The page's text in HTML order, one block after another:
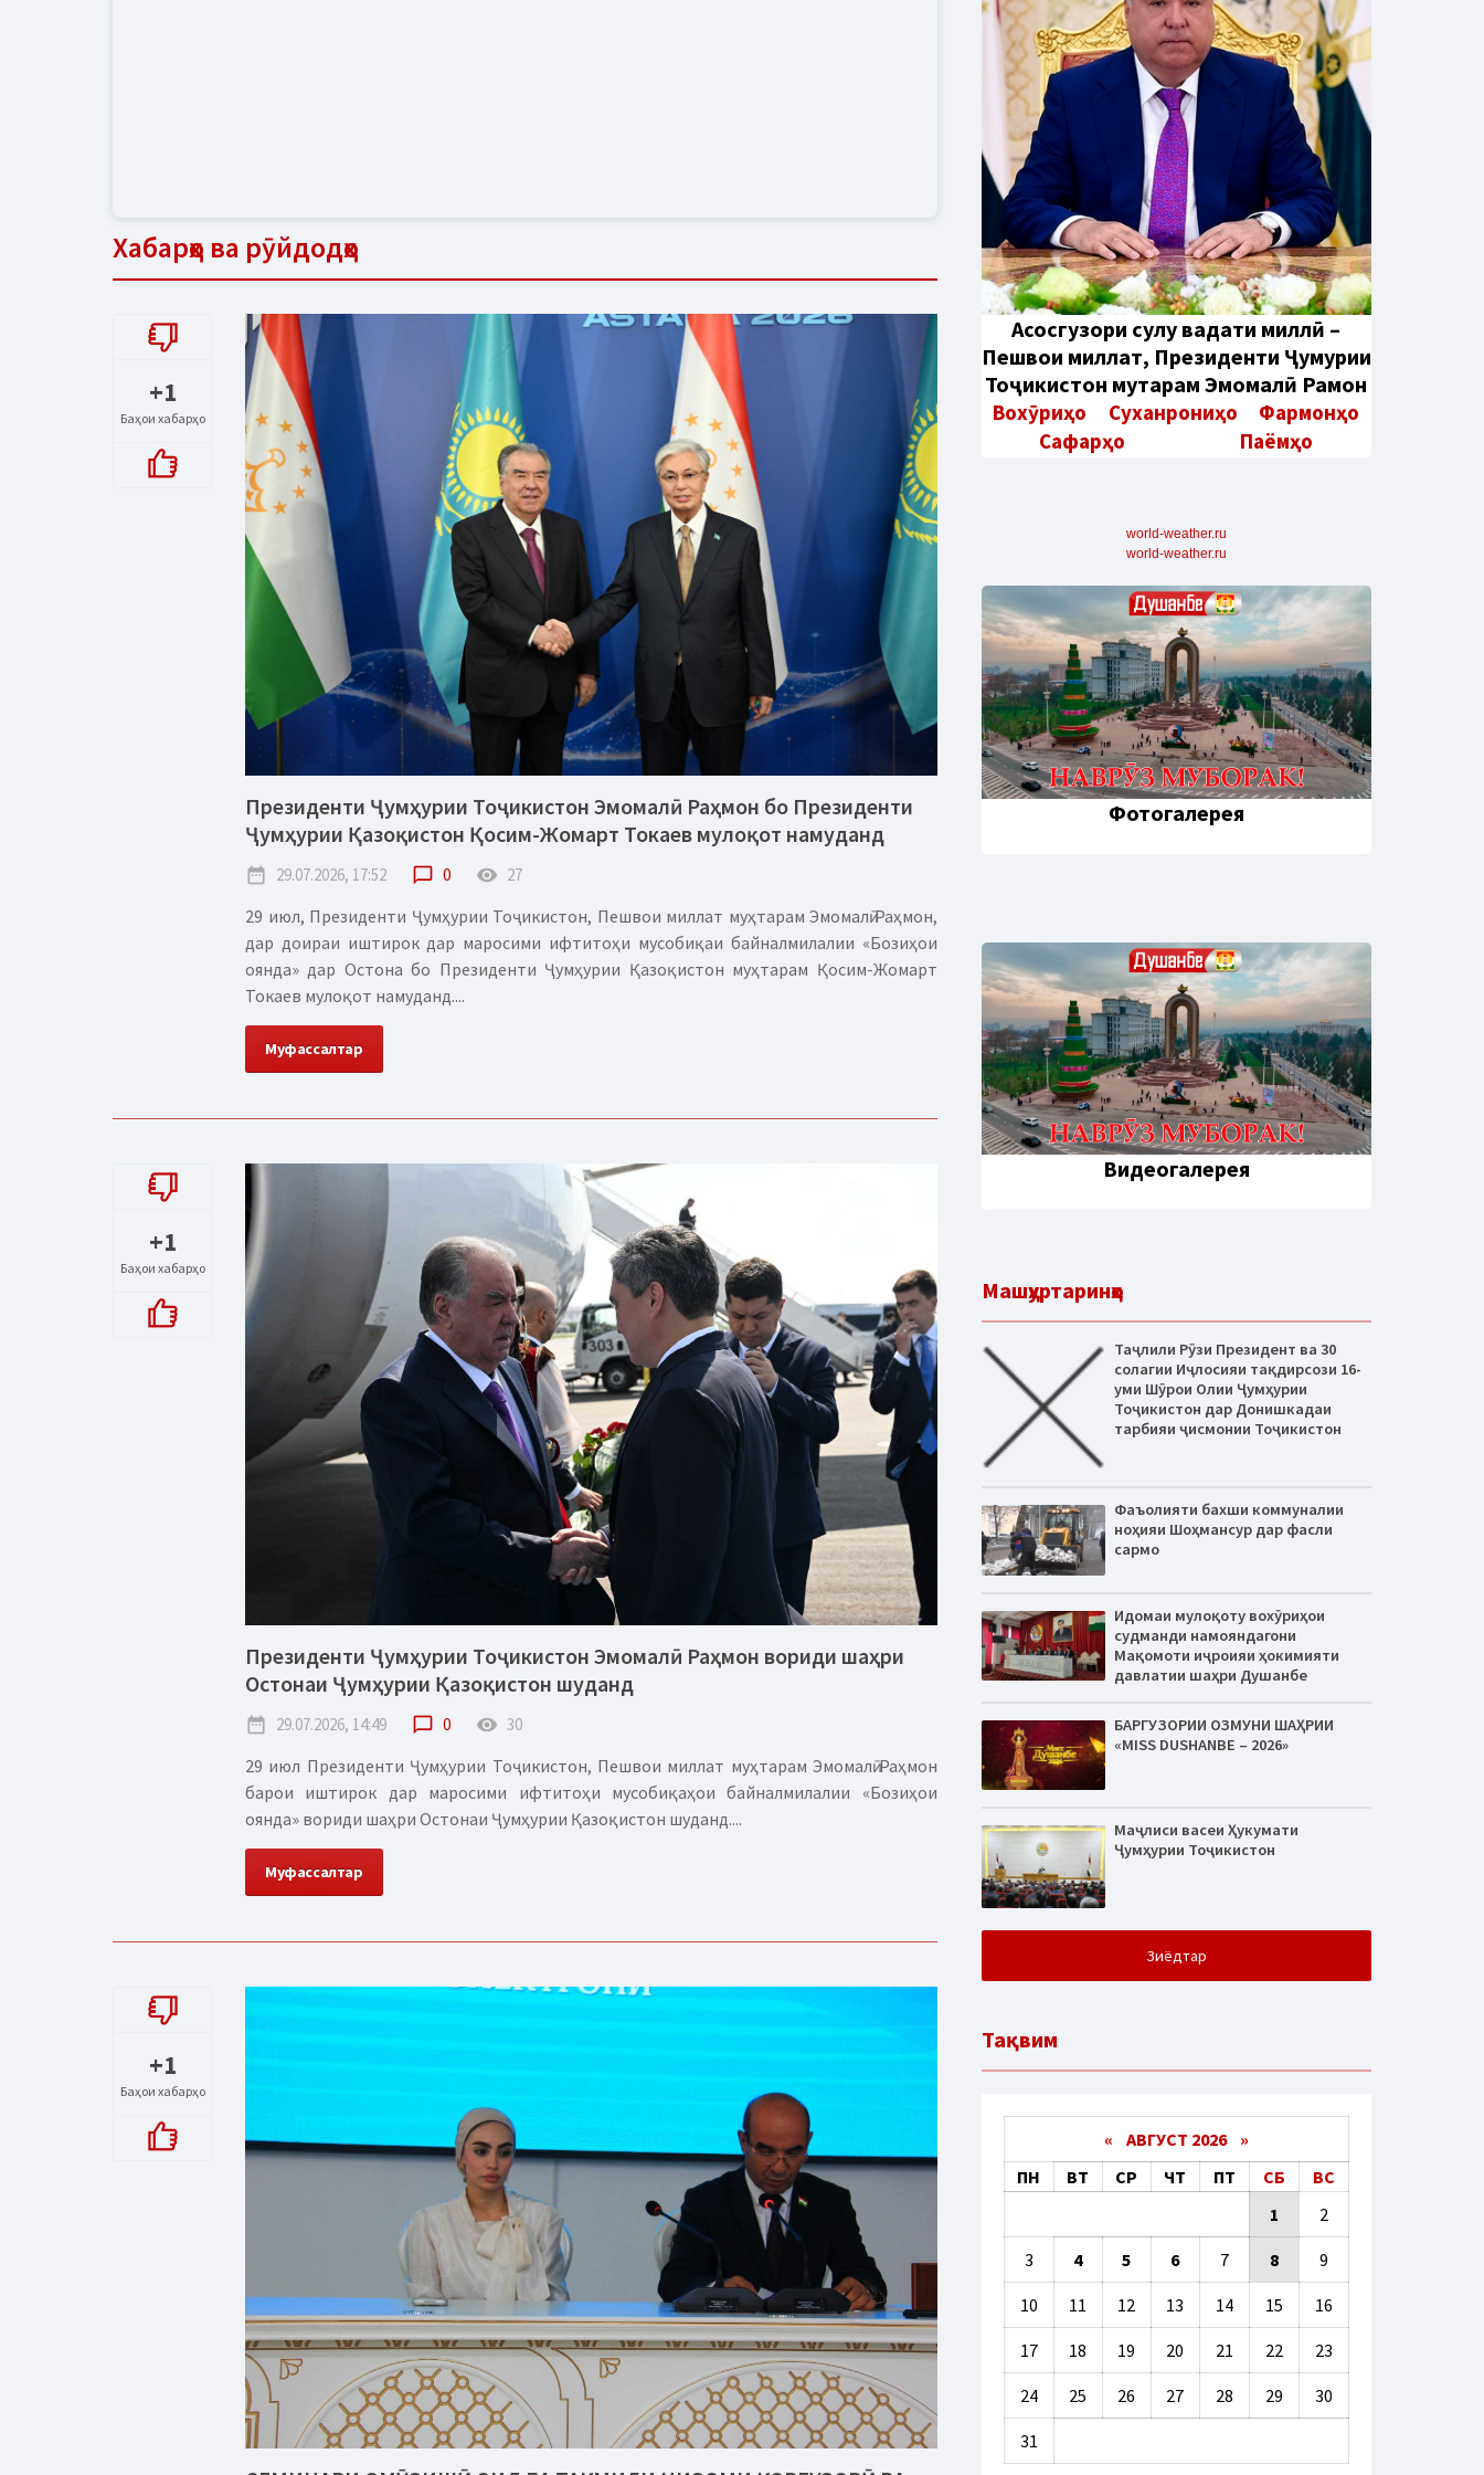
Хабарҳо ва рӯйдодҳо
+1
Баҳои хабарҳо
Президенти Ҷумҳурии Тоҷикистон Эмомалӣ Раҳмон бо Президенти
Ҷумҳурии Қазоқистон Қосим-Жомарт Токаев мулоқот намуданд
date_range 29.07.2026, 17:52 chat_bubble_outline 0 remove_red_eye 27
29 июл, Президенти Ҷумҳурии Тоҷикистон, Пешвои миллат муҳтарам Эмомалӣ Раҳмон,
дар доираи иштирок дар маросими ифтитоҳи мусобиқаи байналмилалии «Бозиҳои
оянда» дар Остона бо Президенти Ҷумҳурии Қазоқистон муҳтарам Қосим-Жомарт
Токаев мулоқот намуданд....
Муфассалтар
+1
Баҳои хабарҳо
Президенти Ҷумҳурии Тоҷикистон Эмомалӣ Раҳмон вориди шаҳри
Остонаи Ҷумҳурии Қазоқистон шуданд
date_range 29.07.2026, 14:49 chat_bubble_outline 0 remove_red_eye 30
29 июл Президенти Ҷумҳурии Тоҷикистон, Пешвои миллат муҳтарам Эмомалӣ Раҳмон
барои иштирок дар маросими ифтитоҳи мусобиқаҳои байналмилалии «Бозиҳои
оянда» вориди шаҳри Остонаи Ҷумҳурии Қазоқистон шуданд....
Муфассалтар
+1
Баҳои хабарҳо
Aсосгузори сулҳу ваҳдати миллӣ –
Пешвои миллат, Президенти Ҷумҳурии
Тоҷикистон муҳтарам Эмомалӣ Раҳмон
Вохӯриҳо Суханрониҳо
Фармонҳо
Сафарҳо
Паёмҳо
world-weather.ru
world-weather.ru
Фотогалерея
Видеогалерея
Машҳуртаринҳо
Таҷлили Рӯзи Президент ва 30
солагии Иҷлосияи тақдирсози 16-
уми Шӯрои Олии Ҷумҳурии
Тоҷикистон дар Донишкадаи
тарбияи ҷисмонии Тоҷикистон
Фаъолияти бахши коммуналии
ноҳияи Шоҳмансур дар фасли
сармо
Идомаи мулоқоту вохӯриҳои
судманди намояндагони
Мақомоти иҷроияи ҳокимияти
давлатии шаҳри Душанбе
БАРГУЗОРИИ ОЗМУНИ ШАҲРИИ
«MISS DUSHANBE – 2026»
Маҷлиси васеи Ҳукумати
Ҷумҳурии Тоҷикистон
Зиёдтар
Тақвим
« АВГУСТ 2026 »
ПН
ВТ СР ЧТ ПТ СБ
ВС
1
2
3 4 5 6 7 8 9
10 11 12 13 14 15 16
17 18 19 20 21 22 23
24 25 26 27 28 29 30
31